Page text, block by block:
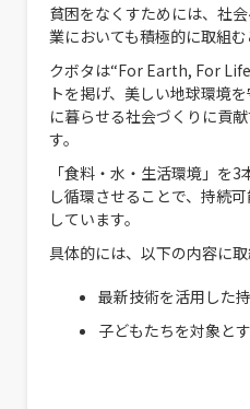
貧困をなくすためには、社
業においても積極的に取組む
クボタは“For Earth, For
トを掲げ、美しい地球環境
に暮らせる社会づくりに貢
す。
「食料・水・生活環境」を
し循環させることで、持続
しています。
具体的には、以下の内容に取
最新技術を活用した
子どもたちを対象と